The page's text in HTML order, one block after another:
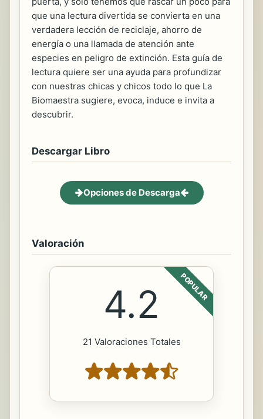
que una lectura divertida se convierta en una
verdadera lección de reciclaje, ahorro de
energía o una llamada de atención ante
especies en peligro de extinción. Esta guía de
lectura quiere ser una ayuda para profundizar
con nuestras chicas y chicos todo lo que La
Biomaestra sugiere, evoca, induce e invita a
descubrir.
Descargar Libro
Opciones de Descarga
Valoración
POPULAR
4.2
21 Valoraciones Totales